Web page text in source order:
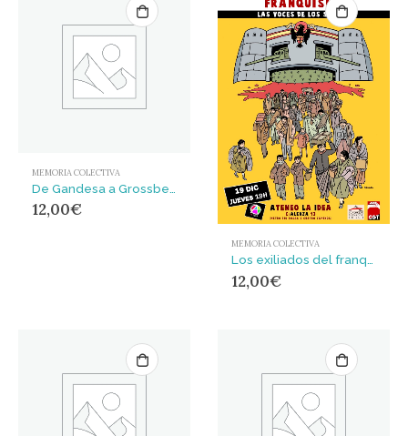
MEMORIA COLECTIVA
12,00€
MEMORIA COLECTIVA
12,00€